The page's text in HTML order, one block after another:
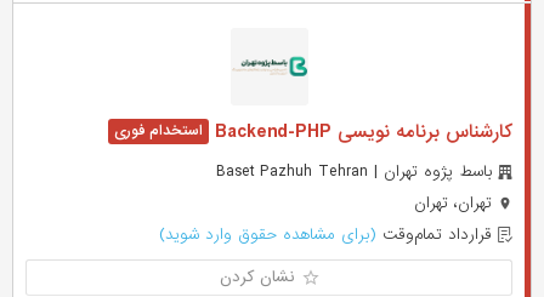
کارشناس برنامه نویسی Backend-PHP
باسط پژوه تهران | Baset Pazhuh Tehran
تهران، تهران
قرارداد تمام‌وقت (برای مشاهده حقوق وارد شوید)
نشان کردن